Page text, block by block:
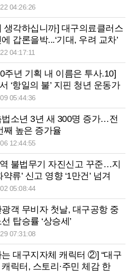
04:26:26
생각하십니까] 대구의료클러스
갑론을박...‘기대, 우려 교차’
04:17:11
주년 기획 내 이름은 투사.10]
‘항일의 불’ 지핀 청년 운동가
생
05:44:36
법소년 3년 새 300명 증가…전
째 높은 증가율
12:44:55
불법무기 자진신고 꾸준…지
약류’ 신고 영향 ‘1만건’ 넘겨
05:08:44
객 무비자 첫날, 대구공항 중
탑승률 ‘상승세’
07:31:08
대구지자체 캐릭터 ②] “대구
릭터, 스토리·주민 체감 한